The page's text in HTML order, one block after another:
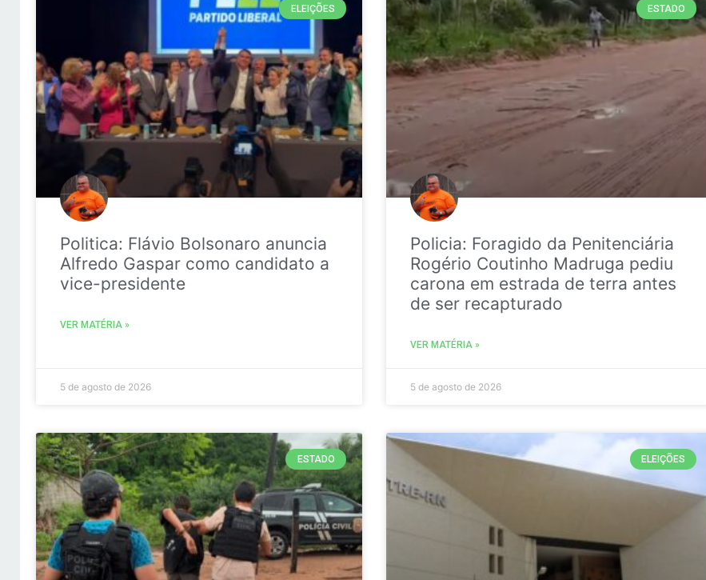
ELEIÇÕES
Politica: Flávio Bolsonaro anuncia
Alfredo Gaspar como candidato a
vice-presidente
VER MATÉRIA »
5 de agosto de 2026
ESTADO
Policia: Foragido da Penitenciária
Rogério Coutinho Madruga pediu
carona em estrada de terra antes
de ser recapturado
VER MATÉRIA »
5 de agosto de 2026
ESTADO ELEIÇÕES